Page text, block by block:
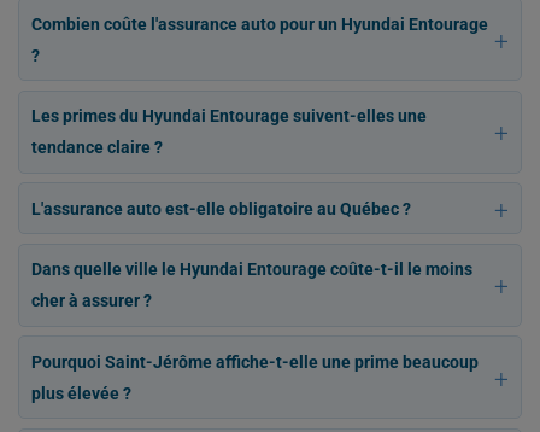
Combien coûte l'assurance auto pour un Hyundai Entourage
?
Les primes du Hyundai Entourage suivent-elles une
tendance claire ?
L'assurance auto est-elle obligatoire au Québec ?
Dans quelle ville le Hyundai Entourage coûte-t-il le moins
cher à assurer ?
Pourquoi Saint-Jérôme affiche-t-elle une prime beaucoup
plus élevée ?